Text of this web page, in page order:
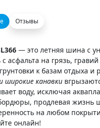
Отзывы
— это летняя шина с
асфальта на грязь,
к базам отдыха и
широкие канавки
воду, исключая
продлевая жизнь
на любом
онлайн!